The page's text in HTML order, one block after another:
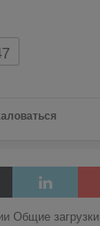
Общие загрузки